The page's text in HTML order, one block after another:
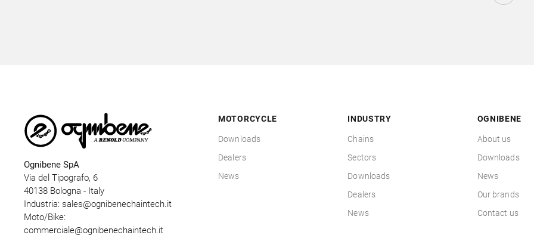
Ognibene SpA
Via del Tipografo, 6
40138 Bologna - Italy
Industria: sales@ognibenechaintech.it
Moto/Bike:
commerciale@ognibenechaintech.it
MOTORCYCLE
Downloads
Dealers
News
INDUSTRY
Chains
Sectors
Downloads
Dealers
News
OGNIBENE
About us
Downloads
News
Our brands
Contact us